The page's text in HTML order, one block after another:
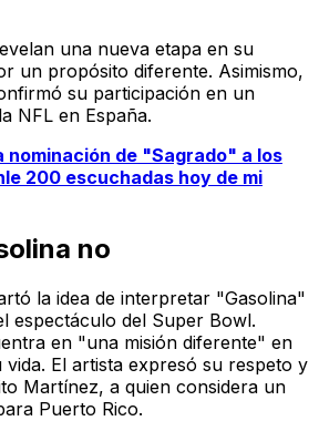
una nueva etapa en su
un propósito diferente. Asimismo,
su participación en un
NFL en España.
nominación de "Sagrado" a los
200 escuchadas hoy de mi
no
la idea de interpretar "Gasolina"
espectáculo del Super Bowl.
en "una misión diferente" en
vida. El artista expresó su respeto y
Martínez, a quien considera un
Puerto Rico.